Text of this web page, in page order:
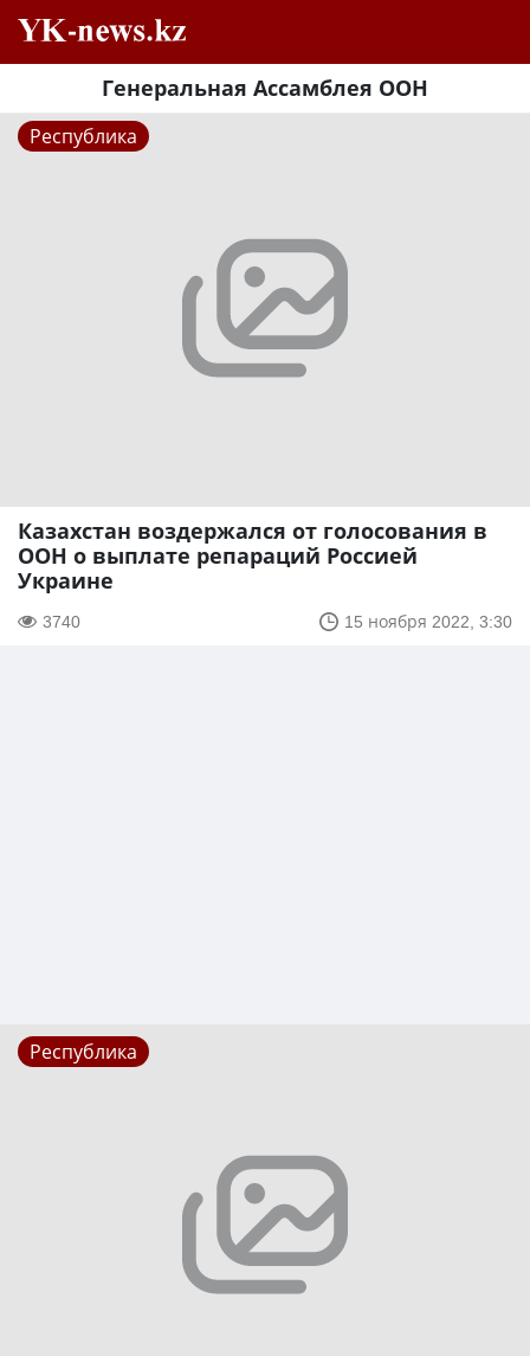
Генеральная Ассамблея ООН
Республика
Казахстан воздержался от голосования в
ООН о выплате репараций Россией
Украине
3740 15 ноября 2022, 3:30
Республика